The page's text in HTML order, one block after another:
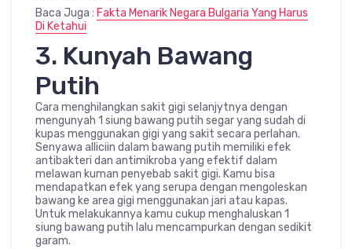
Baca Juga : Fakta Menarik Negara Bulgaria Yang Harus
Di Ketahui
3. Kunyah Bawang
Putih
Cara menghilangkan sakit gigi selanjytnya dengan
mengunyah 1 siung bawang putih segar yang sudah di
kupas menggunakan gigi yang sakit secara perlahan.
Senyawa alliciin dalam bawang putih memiliki efek
antibakteri dan antimikroba yang efektif dalam
melawan kuman penyebab sakit gigi. Kamu bisa
mendapatkan efek yang serupa dengan mengoleskan
bawang ke area gigi menggunakan jari atau kapas.
Untuk melakukannya kamu cukup menghaluskan 1
siung bawang putih lalu mencampurkan dengan sedikit
garam.